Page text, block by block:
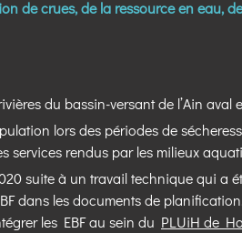
de crues, de la ressource en eau,
du bassin-versant de l’Ain aval
lors des périodes de
services rendus par les milieux
suite à un travail technique qui a
dans les documents de
les EBF au sein du PLUiH de